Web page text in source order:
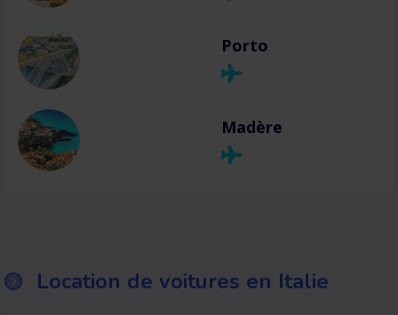
Porto
Madère
Location de voitures en Italie